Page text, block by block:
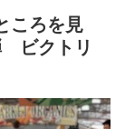
ころを見
ビクトリ